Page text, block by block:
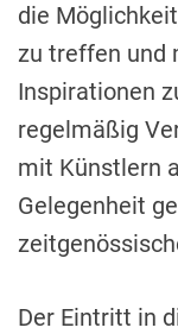
die
zu treffen und
Inspirationen
regelmäßig
mit Künstlern
Gelegenheit
Der Eintritt in